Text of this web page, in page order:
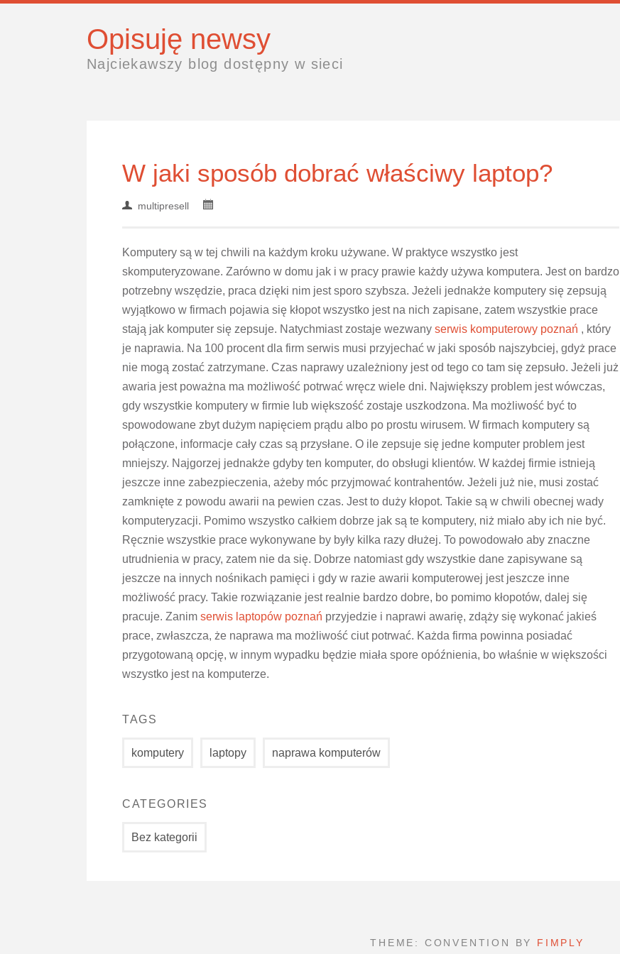
Opisuję newsy
Najciekawszy blog dostępny w sieci
W jaki sposób dobrać właściwy laptop?
multipresell
Komputery są w tej chwili na każdym kroku używane. W praktyce wszystko jest
skomputeryzowane. Zarówno w domu jak i w pracy prawie każdy używa komputera. Jest on bardzo
potrzebny wszędzie, praca dzięki nim jest sporo szybsza. Jeżeli jednakże komputery się zepsują
wyjątkowo w firmach pojawia się kłopot wszystko jest na nich zapisane, zatem wszystkie prace
stają jak komputer się zepsuje. Natychmiast zostaje wezwany serwis komputerowy poznań , który
je naprawia. Na 100 procent dla firm serwis musi przyjechać w jaki sposób najszybciej, gdyż prace
nie mogą zostać zatrzymane. Czas naprawy uzależniony jest od tego co tam się zepsuło. Jeżeli już
awaria jest poważna ma możliwość potrwać wręcz wiele dni. Największy problem jest wówczas,
gdy wszystkie komputery w firmie lub większość zostaje uszkodzona. Ma możliwość być to
spowodowane zbyt dużym napięciem prądu albo po prostu wirusem. W firmach komputery są
połączone, informacje cały czas są przysłane. O ile zepsuje się jedne komputer problem jest
mniejszy. Najgorzej jednakże gdyby ten komputer, do obsługi klientów. W każdej firmie istnieją
jeszcze inne zabezpieczenia, ażeby móc przyjmować kontrahentów. Jeżeli już nie, musi zostać
zamknięte z powodu awarii na pewien czas. Jest to duży kłopot. Takie są w chwili obecnej wady
komputeryzacji. Pomimo wszystko całkiem dobrze jak są te komputery, niż miało aby ich nie być.
Ręcznie wszystkie prace wykonywane by były kilka razy dłużej. To powodowało aby znaczne
utrudnienia w pracy, zatem nie da się. Dobrze natomiast gdy wszystkie dane zapisywane są
jeszcze na innych nośnikach pamięci i gdy w razie awarii komputerowej jest jeszcze inne
możliwość pracy. Takie rozwiązanie jest realnie bardzo dobre, bo pomimo kłopotów, dalej się
pracuje. Zanim serwis laptopów poznań przyjedzie i naprawi awarię, zdąży się wykonać jakieś
prace, zwłaszcza, że naprawa ma możliwość ciut potrwać. Każda firma powinna posiadać
przygotowaną opcję, w innym wypadku będzie miała spore opóźnienia, bo właśnie w większości
wszystko jest na komputerze.
TAGS
komputery laptopy naprawa komputerów
CATEGORIES
Bez kategorii
THEME: CONVENTION BY FIMPLY